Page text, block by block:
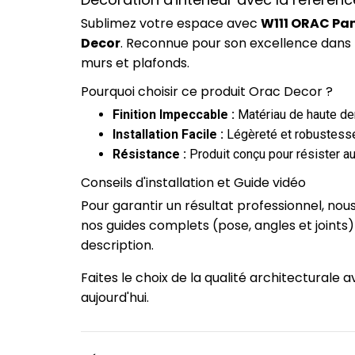
Sublimez votre espace avec W111 ORAC
Decor. Reconnue pour son excellence
murs et plafonds.
Pourquoi choisir ce produit Orac Decor ?
Finition Impeccable : Matériau de haute
Installation Facile : Légèreté et
Résistance : Produit conçu pour résister
Conseils d'installation et Guide vidéo
Pour garantir un résultat professionnel,
nos guides complets (pose, angles et
description.
Faites le choix de la qualité architecturale
aujourd'hui.